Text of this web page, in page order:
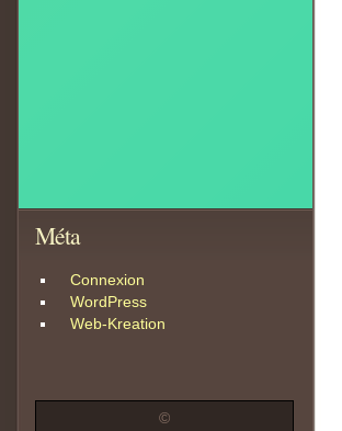
Méta
Connexion
WordPress
Web-Kreation
©